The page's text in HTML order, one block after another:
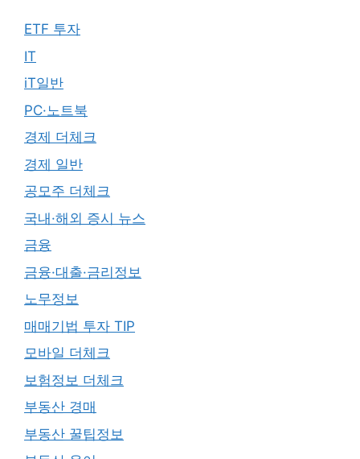
ETF 투자
IT
iT일반
PC·노트북
경제 더체크
경제 일반
공모주 더체크
국내·해외 증시 뉴스
금융
금융·대출·금리정보
노무정보
매매기법 투자 TIP
모바일 더체크
보험정보 더체크
부동산 경매
부동산 꿀팁정보